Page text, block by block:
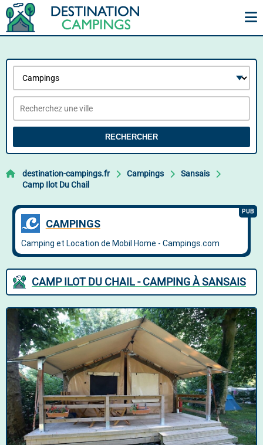
RECHERCHER
destination-campings.fr Campings
Sansais
Camp Ilot Du Chail
CAMP ILOT DU CHAIL - CAMPING À SANSAIS